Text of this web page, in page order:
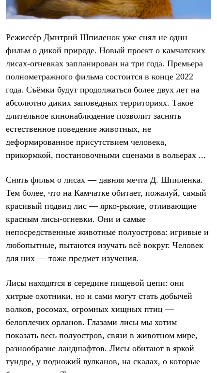
Термобелье
Теплое термобелье
Среднее термобелье
Лёгкая одежда
Футболки
Толстовки
Брюки
Женская одежда
Утепленная пухом
Куртки
Жилеты
Утепленная синтетикой
Брюки
Куртки
Куртки
Брюки
Рубашки
Футболки
Толстовки
Термобелье
Среднее термобелье
Легкое термобелье
Флисовая одежда
Куртки
Детская одежда
Утепленная пухом
Комбинезоны
Куртки
Брюки
Режиссёр Дмитрий Шпиленок уже снял не один
фильм о дикой природе. Новый проект о камчатских
лисах-огневках запланирован на три года. Премьера
полнометражного фильма состоится в конце 2022
года. Съёмки будут продолжаться более двух лет на
абсолютно диких заповедных территориях. Такое
длительное кинонаблюдение позволит заснять
естественное поведение животных, не
деформированное присутствием человека,
прикормкой, постановочными сценами в вольерах ...
Снять фильм о лисах — давняя мечта Д. Шпиленка.
Тем более, что на Камчатке обитает, пожалуй, самый
красивый подвид лис — ярко-рыжие, отливающие
красным лисы-огневки. Они и самые
непосредственные животные полуострова: игривые и
любопытные, пытаются изучать всё вокруг. Человек
для них — тоже предмет изучения.
Лисы находятся в середине пищевой цепи: они
хитрые охотники, но и сами могут стать добычей
волков, росомах, огромных хищных птиц —
белоплечих орланов. Глазами лисы мы хотим
показать весь полуостров, связи в животном мире,
разнообразие ландшафтов. Лисы обитают в яркой
тундре, у подножий вулканов, на скалах, о которые